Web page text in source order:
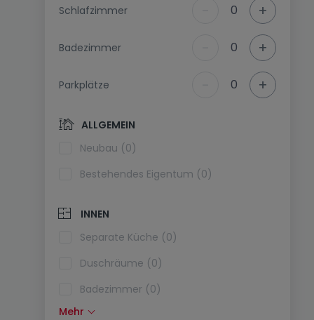
Schlafzimmer 0 +
Badezimmer 0 +
Parkplätze 0 +
ALLGEMEIN
Neubau (0)
Bestehendes Eigentum (0)
INNEN
Separate Küche (0)
Duschräume (0)
Badezimmer (0)
Einbauküche (0)
Mehr